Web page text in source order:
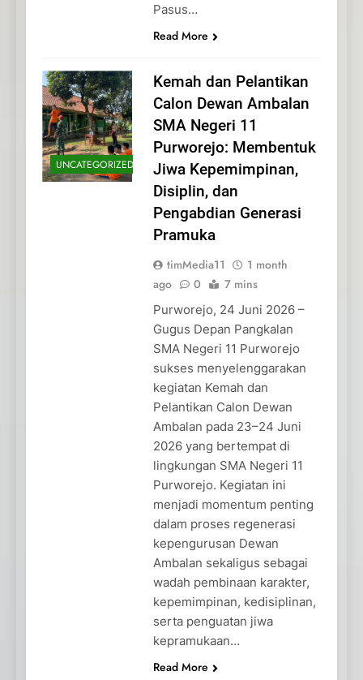
Pasus…
Read More
UNCATEGORIZED
Kemah dan Pelantikan
Calon Dewan Ambalan
SMA Negeri 11
Purworejo: Membentuk
Jiwa Kepemimpinan,
Disiplin, dan
Pengabdian Generasi
Pramuka
timMedia11
1 month
ago
0 7 mins
Purworejo, 24 Juni 2026 –
Gugus Depan Pangkalan
SMA Negeri 11 Purworejo
sukses menyelenggarakan
kegiatan Kemah dan
Pelantikan Calon Dewan
Ambalan pada 23–24 Juni
2026 yang bertempat di
lingkungan SMA Negeri 11
Purworejo. Kegiatan ini
menjadi momentum penting
dalam proses regenerasi
kepengurusan Dewan
Ambalan sekaligus sebagai
wadah pembinaan karakter,
kepemimpinan, kedisiplinan,
serta penguatan jiwa
kepramukaan…
Read More